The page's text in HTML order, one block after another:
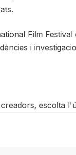
Film
i
escolta